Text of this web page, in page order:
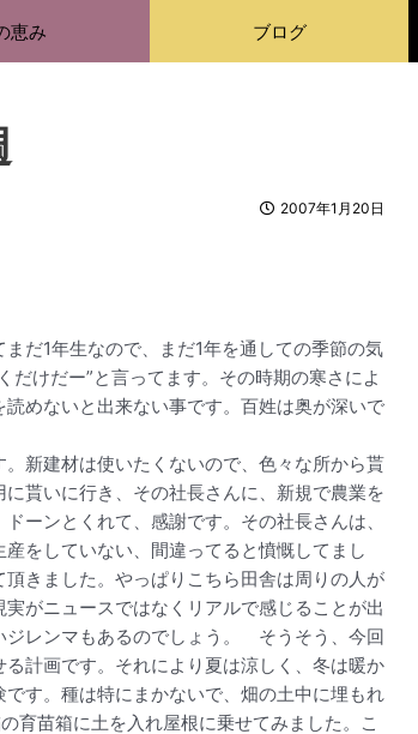
恵み ブログ
2007年1月20日
だ1年生なので、まだ1年を通しての季節の気
けだー”と言ってます。その時期の寒さによ
めないと出来ない事です。百姓は奥が深いで
新建材は使いたくないので、色々な所から貰
貰いに行き、その社長さんに、新規で農業を
ーンとくれて、感謝です。その社長さんは、
をしていない、間違ってると憤慨してまし
きました。やっぱりこちら田舎は周りの人が
がニュースではなくリアルで感じることが出
ジレンマもあるのでしょう。 そうそう、今回
計画です。それにより夏は涼しく、冬は暖か
す。種は特にまかないで、畑の土中に埋もれ
育苗箱に土を入れ屋根に乗せてみました。こ